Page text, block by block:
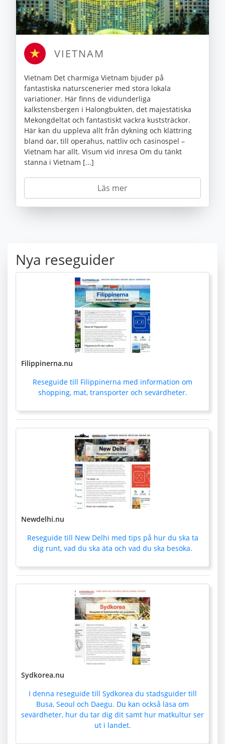
VIETNAM
Vietnam Det charmiga Vietnam bjuder på
fantastiska naturscenerier med stora lokala
variationer. Här finns de vidunderliga
kalkstensbergen i Halongbukten, det majestätiska
Mekongdeltat och fantastiskt vackra kuststräckor.
Här kan du uppleva allt från dykning och klättring
bland öar, till operahus, nattliv och casinospel –
Vietnam har allt. Visum vid inresa Om du tänkt
stanna i Vietnam [...]
Läs mer
Nya reseguider
Filippinerna.nu
Reseguide till Filippinerna med information om
shopping, mat, transporter och sevärdheter.
Newdelhi.nu
Reseguide till New Delhi med tips på hur du ska ta
dig runt, vad du ska äta och vad du ska besöka.
Sydkorea.nu
I denna reseguide till Sydkorea du stadsguider till
Busa, Seoul och Daegu. Du kan också läsa om
sevärdheter, hur du tar dig dit samt hur matkultur ser
ut i landet.